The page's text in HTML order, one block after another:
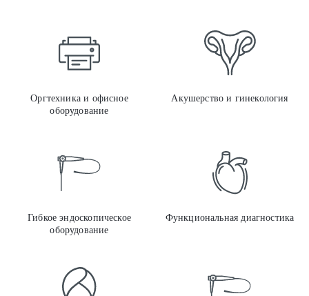
Оргтехника и офисное
оборудование
Акушерство и гинекология
Гибкое эндоскопическое
оборудование
Функциональная диагностика